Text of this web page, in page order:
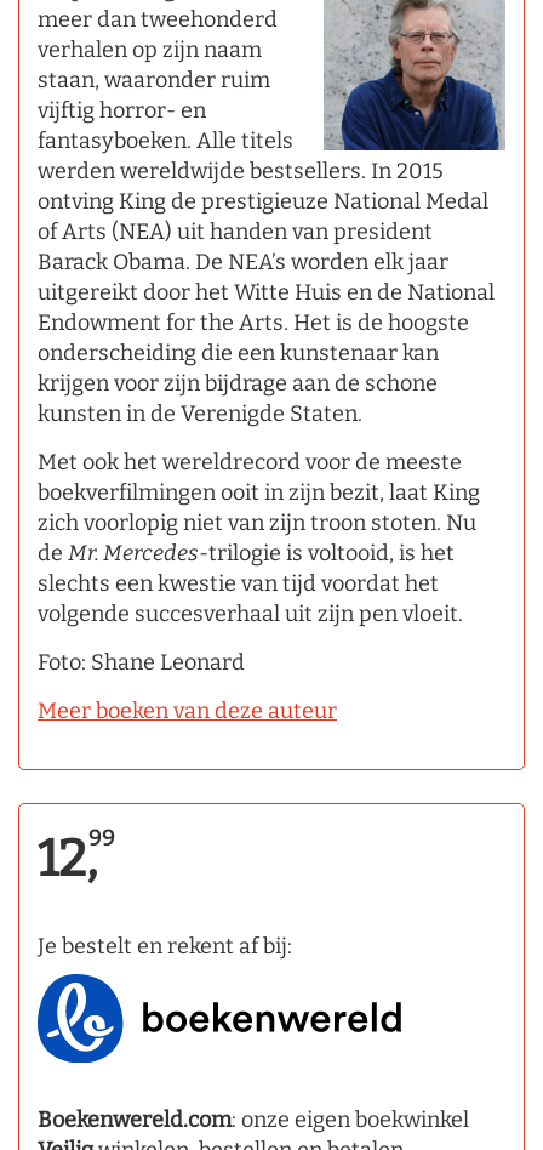
meer dan tweehonderd
verhalen op zijn naam
staan, waaronder ruim
vijftig horror- en
fantasyboeken. Alle titels
werden wereldwijde bestsellers. In 2015
ontving King de prestigieuze National Medal
of Arts (NEA) uit handen van president
Barack Obama. De NEA’s worden elk jaar
uitgereikt door het Witte Huis en de National
Endowment for the Arts. Het is de hoogste
onderscheiding die een kunstenaar kan
krijgen voor zijn bijdrage aan de schone
kunsten in de Verenigde Staten.
Met ook het wereldrecord voor de meeste
boekverfilmingen ooit in zijn bezit, laat King
zich voorlopig niet van zijn troon stoten. Nu
de Mr. Mercedes­-trilogie is voltooid, is het
slechts een kwestie van tijd voordat het
volgende succesverhaal uit zijn pen vloeit.
Foto: Shane Leonard
Meer boeken van deze auteur
12,99
Je bestelt en rekent af bij:
Boekenwereld.com: onze eigen boekwinkel